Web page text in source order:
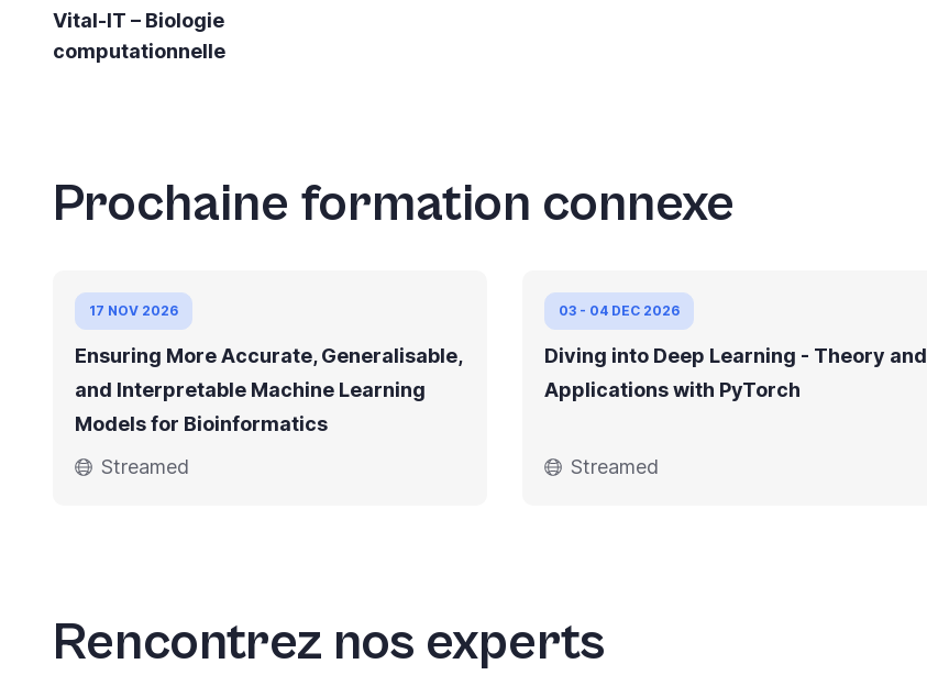
Vital-IT – Biologie
computationnelle
Prochaine formation connexe
17 NOV 2026
Ensuring More Accurate, Generalisable,
and Interpretable Machine Learning
Models for Bioinformatics
Streamed
03 - 04 DEC 2026
Diving into Deep Learning - Theory and
Applications with PyTorch
Streamed
Rencontrez nos experts